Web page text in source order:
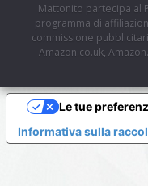
Mattonito partecipa al
programma di
commissione
Amazon.co.uk,
Informativa sulla
Le tue